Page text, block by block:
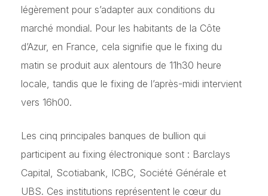
légèrement pour s’adapter aux conditions du
marché mondial. Pour les habitants de la Côte
d’Azur, en France, cela signifie que le fixing du
matin se produit aux alentours de 11h30 heure
locale, tandis que le fixing de l’après-midi intervient
vers 16h00.
Les cinq principales banques de bullion qui
participent au fixing électronique sont : Barclays
Capital, Scotiabank, ICBC, Société Générale et
UBS. Ces institutions représentent le cœur du